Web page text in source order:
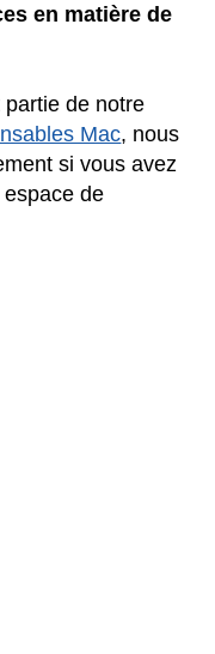
en matière de
de notre
Mac, nous
si vous avez
de